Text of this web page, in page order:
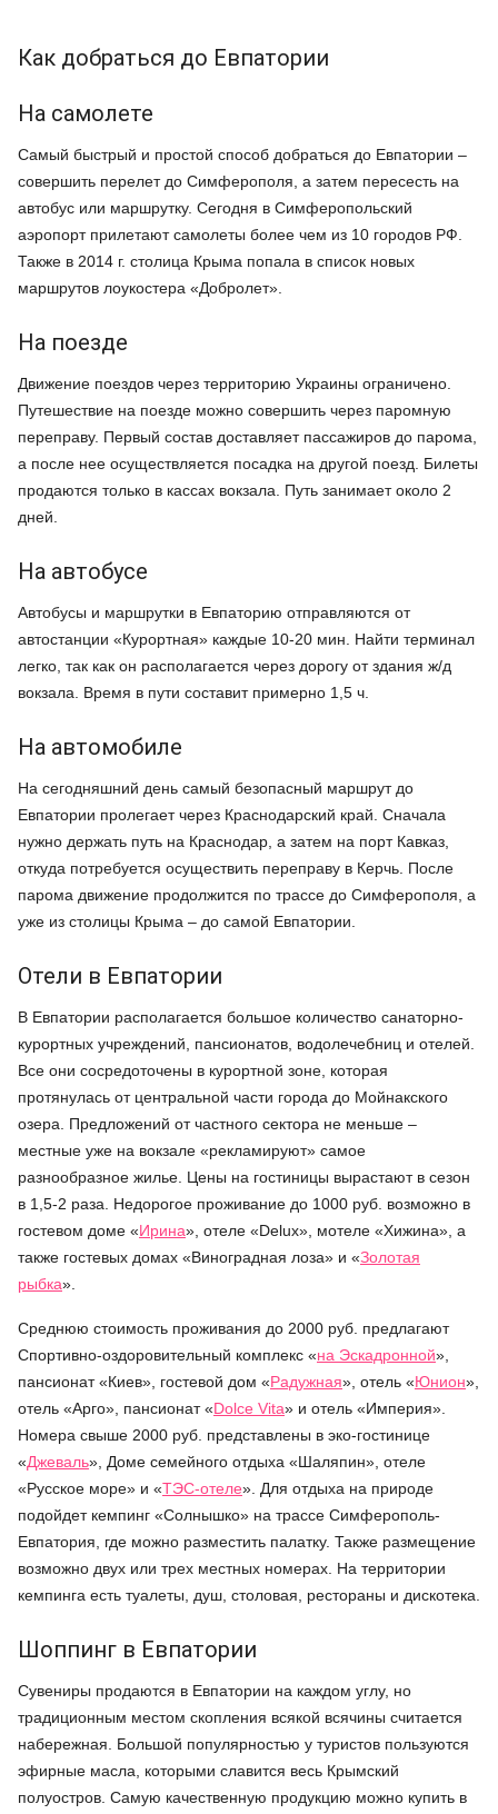
Как добраться до Евпатории
На самолете
Самый быстрый и простой способ добраться до Евпатории –
совершить перелет до Симферополя, а затем пересесть на
автобус или маршрутку. Сегодня в Симферопольский
аэропорт прилетают самолеты более чем из 10 городов РФ.
Также в 2014 г. столица Крыма попала в список новых
маршрутов лоукостера «Добролет».
На поезде
Движение поездов через территорию Украины ограничено.
Путешествие на поезде можно совершить через паромную
переправу. Первый состав доставляет пассажиров до парома,
а после нее осуществляется посадка на другой поезд. Билеты
продаются только в кассах вокзала. Путь занимает около 2
дней.
На автобусе
Автобусы и маршрутки в Евпаторию отправляются от
автостанции «Курортная» каждые 10-20 мин. Найти терминал
легко, так как он располагается через дорогу от здания ж/д
вокзала. Время в пути составит примерно 1,5 ч.
На автомобиле
На сегодняшний день самый безопасный маршрут до
Евпатории пролегает через Краснодарский край. Сначала
нужно держать путь на Краснодар, а затем на порт Кавказ,
откуда потребуется осуществить переправу в Керчь. После
парома движение продолжится по трассе до Симферополя, а
уже из столицы Крыма – до самой Евпатории.
Отели в Евпатории
В Евпатории располагается большое количество санаторно-
курортных учреждений, пансионатов, водолечебниц и отелей.
Все они сосредоточены в курортной зоне, которая
протянулась от центральной части города до Мойнакского
озера. Предложений от частного сектора не меньше –
местные уже на вокзале «рекламируют» самое
разнообразное жилье. Цены на гостиницы вырастают в сезон
в 1,5-2 раза. Недорогое проживание до 1000 руб. возможно в
гостевом доме «Ирина», отеле «Delux», мотеле «Хижина», а
также гостевых домах «Виноградная лоза» и «Золотая
рыбка».
Среднюю стоимость проживания до 2000 руб. предлагают
Спортивно-оздоровительный комплекс «на Эскадронной»,
пансионат «Киев», гостевой дом «Радужная», отель «Юнион»,
отель «Арго», пансионат «Dolce Vita» и отель «Империя».
Номера свыше 2000 руб. представлены в эко-гостинице
«Джеваль», Доме семейного отдыха «Шаляпин», отеле
«Русское море» и «ТЭС-отеле». Для отдыха на природе
подойдет кемпинг «Солнышко» на трассе Симферополь-
Евпатория, где можно разместить палатку. Также размещение
возможно двух или трех местных номерах. На территории
кемпинга есть туалеты, душ, столовая, рестораны и дискотека.
Шоппинг в Евпатории
Сувениры продаются в Евпатории на каждом углу, но
традиционным местом скопления всякой всячины считается
набережная. Большой популярностью у туристов пользуются
эфирные масла, которыми славится весь Крымский
полуостров. Самую качественную продукцию можно купить в